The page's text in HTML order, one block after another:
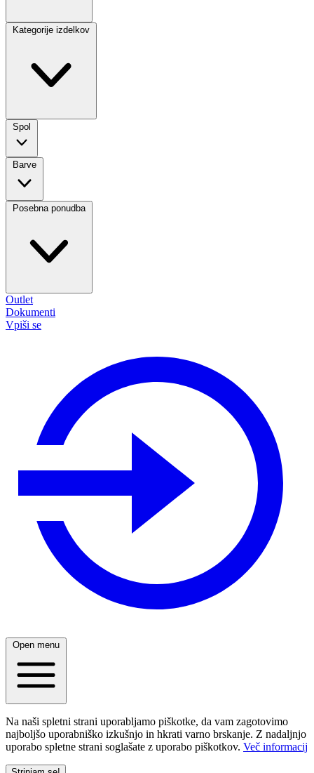
Kategorije izdelkov
Spol
Barve
Posebna ponudba
Outlet
Dokumenti
Vpiši se
Open menu
Na naši spletni strani uporabljamo piškotke, da vam zagotovimo
najboljšo uporabniško izkušnjo in hkrati varno brskanje. Z nadaljnjo
uporabo spletne strani soglašate z uporabo piškotkov. Več informacij